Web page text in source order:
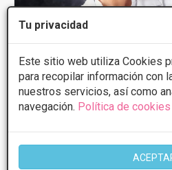
Tu privacidad
Este sitio web utiliza Cookies
para recopilar información con
nuestros servicios, así como
navegación. Política de cookies